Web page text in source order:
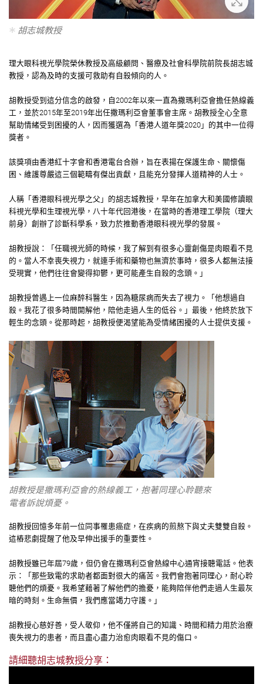
放大
胡志城教授
理大眼科視光學院榮休教授及高級顧問、醫療及社會科學院前院長胡志城
教授，認為及時的支援可救助有自殺傾向的人。
胡教授受到這分信念的啟發，自2002年以來一直為撒瑪利亞會擔任熱線義
工，並於2015年至2019年出任撒瑪利亞會董事會主席。胡教授全心全意
幫助情緒受到困擾的人，因而獲選為「香港人道年獎2020」的其中一位得
獎者。
該獎項由香港紅十字會和香港電台合辦，旨在表揚在保護生命、關懷傷
困、維護尊嚴這三個範疇有傑出貢獻，且能充分發揮人道精神的人士。
人稱「香港眼科視光學之父」的胡志城教授，早年在加拿大和美國修讀眼
科視光學和生理視光學，八十年代回港後，在當時的香港理工學院（理大
前身）創辦了診斷科學系，致力於推動香港眼科視光學的發展。
胡教授說：「任職視光師的時候，我了解到有很多心靈創傷是肉眼看不見
的。當人不幸喪失視力，就連手術和藥物也無濟於事時，很多人都無法接
受現實，他們往往會變得抑鬱，更可能產生自殺的念頭。」
胡教授曾遇上一位麻醉科醫生，因為糖尿病而失去了視力。「他想過自
殺。我花了很多時間開解他，陪他走過人生的低谷。」最後，他終於放下
輕生的念頭。從那時起，胡教授便渴望能為受情緒困擾的人士提供支援。
胡教授是撒瑪利亞會的熱線義工，抱著同理心聆聽來
電者訴說煩憂。
胡教授回憶多年前一位同事罹患癌症，在疾病的煎熬下與丈夫雙雙自殺。
這樁悲劇提醒了他及早伸出援手的重要性。
胡教授雖已年屆79歲，但仍會在撒瑪利亞會熱線中心通宵接聽電話。他表
示：「那些致電的求助者都面對很大的痛苦。我們會抱著同理心，耐心聆
聽他們的煩憂。我希望藉著了解他們的擔憂，能夠陪伴他們走過人生最灰
暗的時刻。生命無價，我們應當竭力守護。」
胡教授心慈好善，受人敬仰，他不僅將自己的知識、時間和精力用於治療
喪失視力的患者，而且盡心盡力治愈肉眼看不見的傷口。
請細聽胡志城教授分享：